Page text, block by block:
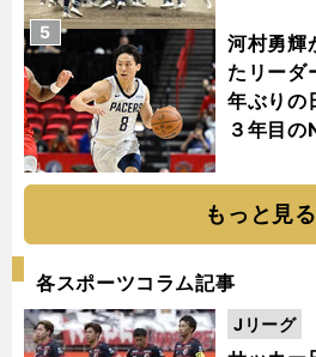
河村勇輝
たリー
年ぶりの
３年目の
5
もっと見る
各スポーツコラム記事
Jリーグ